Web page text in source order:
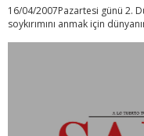
16/04/2007Pazartesi günü 2.
soykırımını anmak için